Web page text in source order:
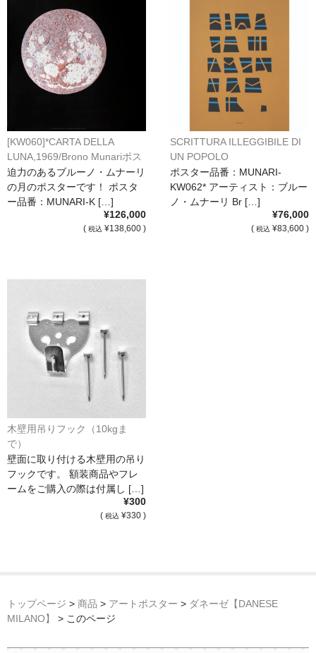
[KW060]*CARTA DELLA
LUNA,1969/Brono Munariポス
ター[KW060]*
迫力のあるブルーノ・ムナーリ
の月のポスターです！ ポスタ
ー品番：MUNARI-K […]
¥126,000
( 税込 ¥138,600 )
SCRITTURA ILLEGGIBILE DI
UN POPOLO
SCONOSCIUTO/Brono Munari
ポスター[KW062]*
ポスター品番：MUNARI-
KW062* アーティスト：ブルー
ノ・ムナーリ Br […]
¥76,000
( 税込 ¥83,600 )
木壁用吊りフック（10kgま
で）
壁面に取り付ける木壁用の吊り
フックです。 額装商品やフレ
ームをご購入の際は付属し […]
¥300
( 税込 ¥330 )
トップページ > 商品 > アートポスター > ダネーゼ【DANESE
MILANO】
> このページ